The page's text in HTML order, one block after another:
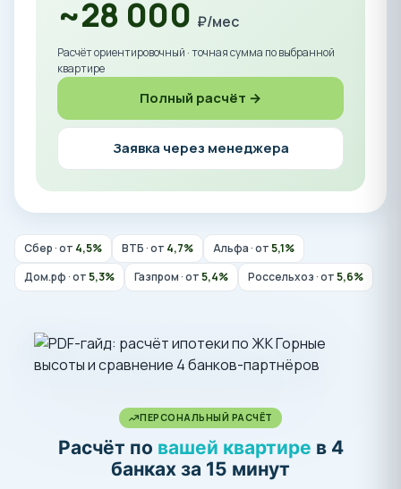
~28 000 ₽/мес
Расчёт ориентировочный · точная сумма по выбранной
квартире
Полный расчёт →
Заявка через менеджера
Сбер · от 4,5% ВТБ · от 4,7% Альфа · от5,1%
Дом.рф · от5,3% Газпром · от5,4% Россельхоз · от5,6%
ПЕРСОНАЛЬНЫЙ РАСЧЁТ
Расчёт по вашей квартире в 4
банках за 15 минут